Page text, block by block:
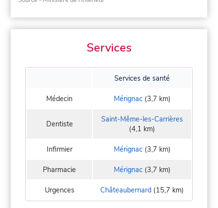
Services
Services de santé
Médecin Mérignac(3,7 km)
Dentiste
Saint-Même-les-Carrières
(4,1 km)
Infirmier Mérignac(3,7 km)
Pharmacie Mérignac(3,7 km)
Urgences Châteaubernard (15,7 km)